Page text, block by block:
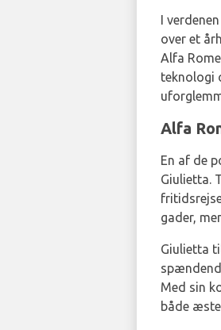
I
over et
Alfa
teknologi
Alfa
En af de
Giulietta.
gader,
Giulietta
Med sin
både